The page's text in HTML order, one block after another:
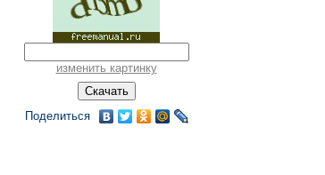
изменить картинку
Поделиться